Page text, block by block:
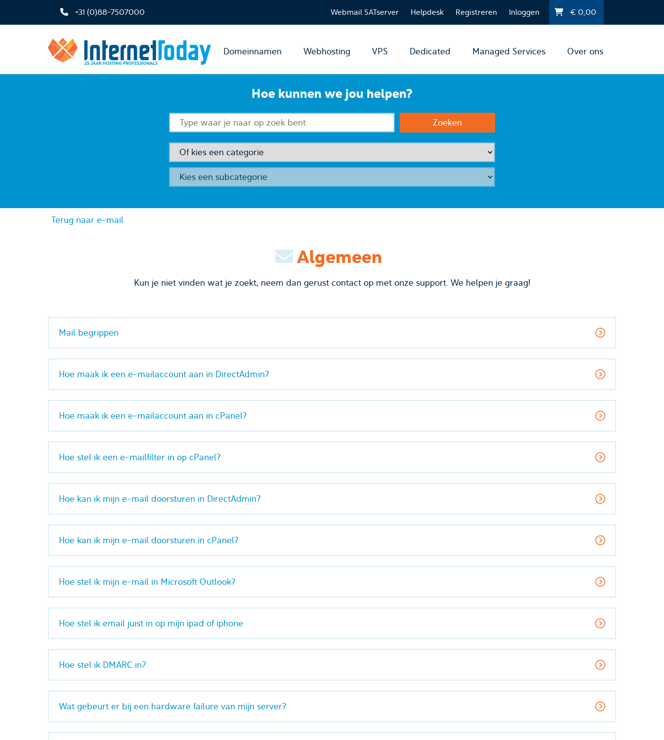
+31 (0)88-7507000 Webmail SATserver Helpdesk Registreren Inloggen €0,00
Domeinnamen Webhosting VPS Dedicated Managed Services Over ons
Hoe kunnen we jou helpen?
Terug naar e-mail
Algemeen
Kun je niet vinden wat je zoekt, neem dan gerust contact op met onze support. We helpen je graag!
Mail begrippen
Hoe maak ik een e-mailaccount aan in DirectAdmin?
Hoe maak ik een e-mailaccount aan in cPanel?
Hoe stel ik een e-mailfilter in op cPanel?
Hoe kan ik mijn e-mail doorsturen in DirectAdmin?
Hoe kan ik mijn e-mail doorsturen in cPanel?
Hoe stel ik mijn e-mail in Microsoft Outlook?
Hoe stel ik email juist in op mijn ipad of iphone
Hoe stel ik DMARC in?
Wat gebeurt er bij een hardware failure van mijn server?